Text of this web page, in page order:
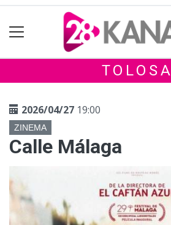
TOLOSA
2026/04/27 19:00
ZINEMA
Calle Málaga